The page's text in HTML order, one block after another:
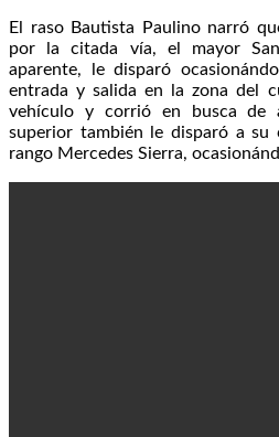
El raso Bautista Paulino narró
por la citada vía, el mayor
aparente, le disparó
entrada y salida en la zona del
vehículo y corrió en busca de
superior también le disparó a su
rango Mercedes Sierra,